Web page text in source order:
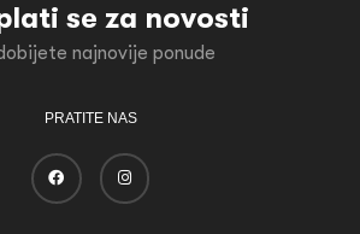
se za novosti
najnovije ponude
PRATITE NAS